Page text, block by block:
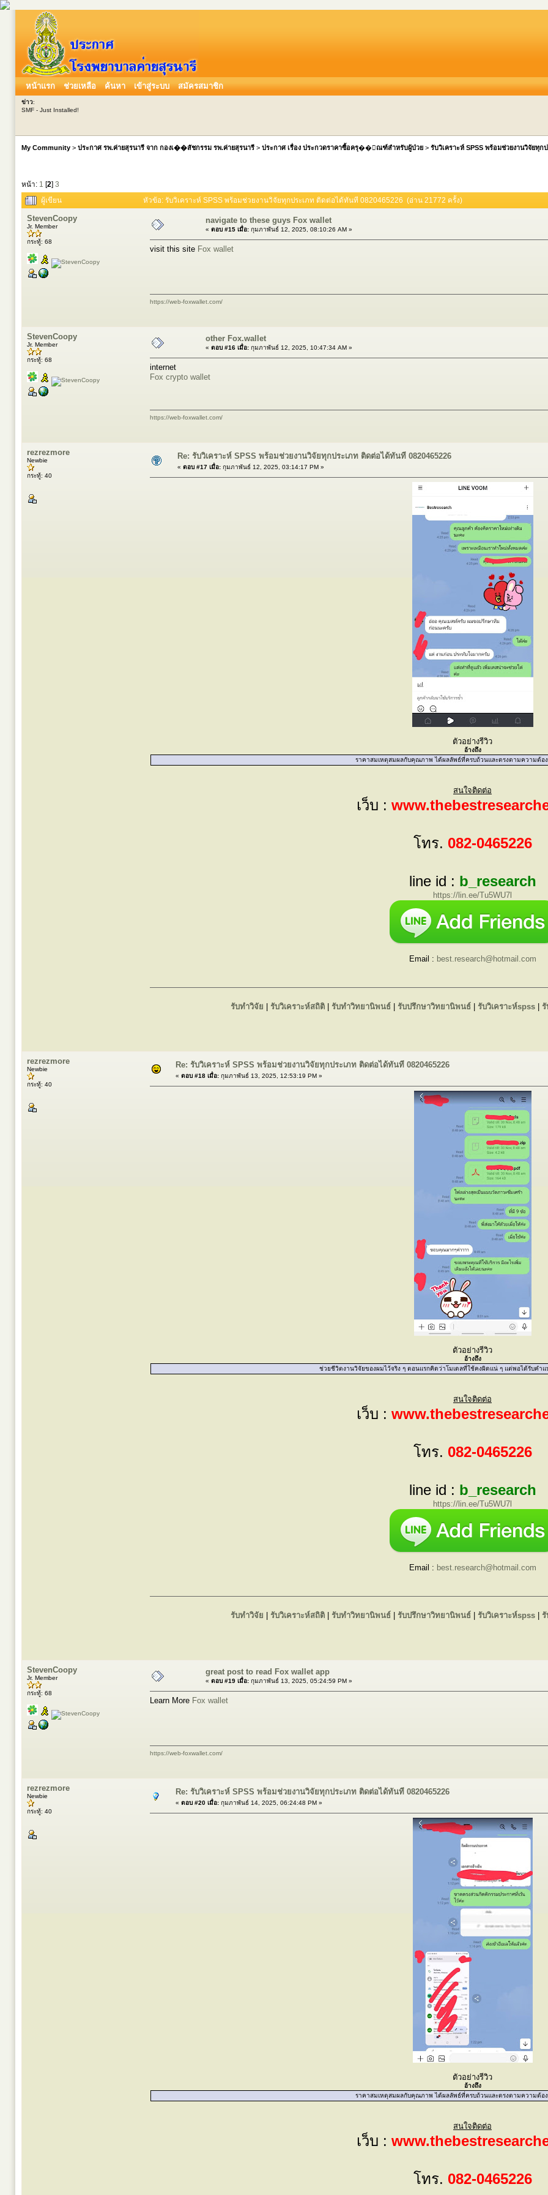
หน้าแรก ช่วยเหลือ ค้นหา เข้าสู่ระบบ สมัครสมาชิก
ข่าว:
SMF - Just Installed!
My Community > ประกาศ รพ.ค่ายสุรนารี จาก กองเ��สัชกรรม รพ.ค่ายสุรนารี > ประกาศ เรื่อง ประกวดราคาซื้อครุ��ัณฑ์สำหรับผู้ป่วย > รับวิเคราะห์ SPSS พร้อมช่วยงานวิจัยทุก
หน้า: 1 [2] 3
ผู้เขียน หัวข้อ: รับวิเคราะห์ SPSS พร้อมช่วยงานวิจัยทุกประเภท ติดต่อได้ทันที 0820465226 (อ่าน 21772 ครั้ง)
StevenCoopy
Jr. Member
กระทู้: 68
navigate to these guys Fox wallet
« ตอบ #15 เมื่อ: กุมภาพันธ์ 12, 2025, 08:10:26 AM »
visit this site Fox wallet
https://web-foxwallet.com/
StevenCoopy
Jr. Member
กระทู้: 68
other Fox.wallet
« ตอบ #16 เมื่อ: กุมภาพันธ์ 12, 2025, 10:47:34 AM »
internet
Fox crypto wallet
https://web-foxwallet.com/
rezrezmore
Newbie
กระทู้: 40
Re: รับวิเคราะห์ SPSS พร้อมช่วยงานวิจัยทุกประเภท ติดต่อได้ทันที 0820465226
« ตอบ #17 เมื่อ: กุมภาพันธ์ 12, 2025, 03:14:17 PM »
ตัวอย่างรีวิว
อ้างถึง
ราคาสมเหตุสมผลกับคุณภาพ ได้ผลลัพธ์ที่ครบถ้วนและตรงตามความต้อง
สนใจติดต่อ
เว็บ :
โทร. 082-0465226
line id : b_research
https://lin.ee/Tu5WU7l
Email : best.research@hotmail.com
รับทำวิจัย รับวิเคราะห์สถิติ| รับทำวิทยานิพนธ์| รับปรึกษาวิทยานิพนธ์| รับวิเคราะห์spss| รั
rezrezmore
Newbie
กระทู้: 40
Re: รับวิเคราะห์ SPSS พร้อมช่วยงานวิจัยทุกประเภท ติดต่อได้ทันที 0820465226
« ตอบ #18 เมื่อ: กุมภาพันธ์ 13, 2025, 12:53:19 PM »
ตัวอย่างรีวิว
อ้างถึง
ช่วยชีวิตงานวิจัยของผมไว้จริง ๆ ตอนแรกคิดว่าโมเดลที่ใช้คงผิดแน่ ๆ แต่พอได้รับคำ
สนใจติดต่อ
เว็บ :
โทร. 082-0465226
line id : b_research
https://lin.ee/Tu5WU7l
Email : best.research@hotmail.com
รับทำวิจัย รับวิเคราะห์สถิติ| รับทำวิทยานิพนธ์| รับปรึกษาวิทยานิพนธ์| รับวิเคราะห์spss| รั
StevenCoopy
Jr. Member
กระทู้: 68
great post to read Fox wallet app
« ตอบ #19 เมื่อ: กุมภาพันธ์ 13, 2025, 05:24:59 PM »
Learn More Fox wallet
https://web-foxwallet.com/
rezrezmore
Newbie
กระทู้: 40
Re: รับวิเคราะห์ SPSS พร้อมช่วยงานวิจัยทุกประเภท ติดต่อได้ทันที 0820465226
« ตอบ #20 เมื่อ: กุมภาพันธ์ 14, 2025, 06:24:48 PM »
ตัวอย่างรีวิว
อ้างถึง
ราคาสมเหตุสมผลกับคุณภาพ ได้ผลลัพธ์ที่ครบถ้วนและตรงตามความต้อง
สนใจติดต่อ
เว็บ :
โทร. 082-0465226